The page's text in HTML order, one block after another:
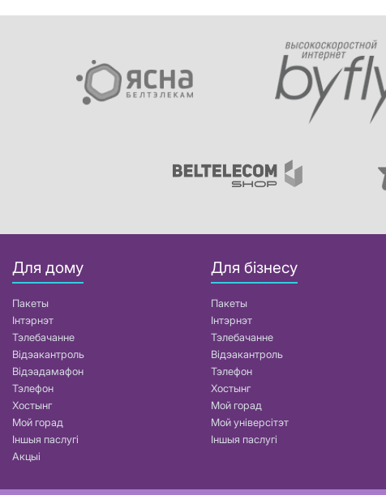
Для дому
Пакеты
Інтэрнэт
Тэлебачанне
Відэакантроль
Відэадамафон
Тэлефон
Хостынг
Мой горад
Іншыя паслугі
Акцыі
Для бізнесу
Пакеты
Інтэрнэт
Тэлебачанне
Відэакантроль
Тэлефон
Хостынг
Мой горад
Мой універсітэт
Іншыя паслугі